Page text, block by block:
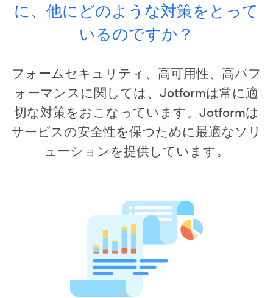
に、他にどのような対策をとって
いるのですか？
フォームセキュリティ、高可用性、高パフ
ォーマンスに関しては、Jotformは常に適
切な対策をおこなっています。Jotformは
サービスの安全性を保つために最適なソリ
ューションを提供しています。